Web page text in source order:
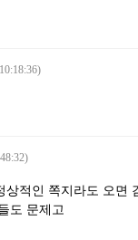
상적인 쪽지라도 오면
도 문제고